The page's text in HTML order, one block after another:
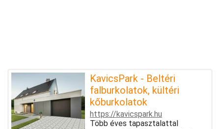
KavicsPark - Beltéri
falburkolatok, kültéri
kőburkolatok
https://kavicspark.hu
Több éves tapasztalattal